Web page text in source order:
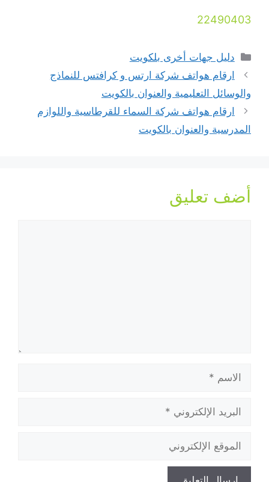
22490403
التصنيفات
دليل جهات أخرى بلكويت
ارقام هواتف شركة ارتس و كرافتس للنماذج
والوسائل التعليمية والعنوان بالكويت
ارقام هواتف شركة السماء للقرطاسية واللوازم
المدرسية والعنوان بالكويت
أضف تعليق
الإلكتروني
الإلكتروني